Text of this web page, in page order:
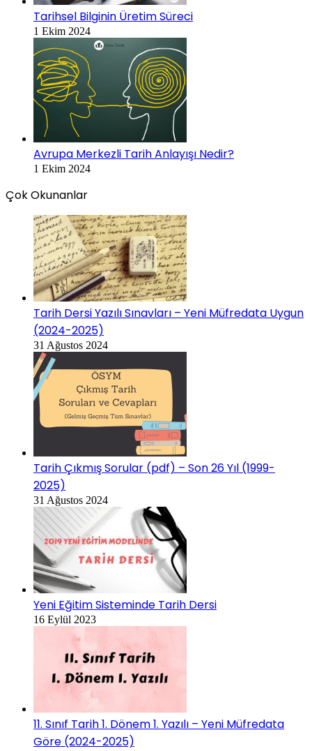
Tarihsel Bilginin Üretim Süreci
1 Ekim 2024
Avrupa Merkezli Tarih Anlayışı Nedir?
1 Ekim 2024
Çok Okunanlar
Tarih Dersi Yazılı Sınavları – Yeni Müfredata Uygun
(2024-2025)
31 Ağustos 2024
Tarih Çıkmış Sorular (pdf) – Son 26 Yıl (1999-
2025)
31 Ağustos 2024
Yeni Eğitim Sisteminde Tarih Dersi
16 Eylül 2023
11. Sınıf Tarih 1. Dönem 1. Yazılı – Yeni Müfredata
Göre (2024-2025)